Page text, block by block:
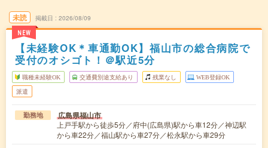
未読
NEW
掲載日 2026/08/09
【未経験OK＊車通勤OK】福山市の総合病院で
受付のオシゴト！＠駅近5分
職種未経験OK 交通費別途支給あり 残業なし WEB登録OK
派遣
勤務地 広島県福山市
上戸手駅から徒歩5分／府中(広島県)駅から車12分／神辺駅
から車22分／福山駅から車27分／松永駅から車29分